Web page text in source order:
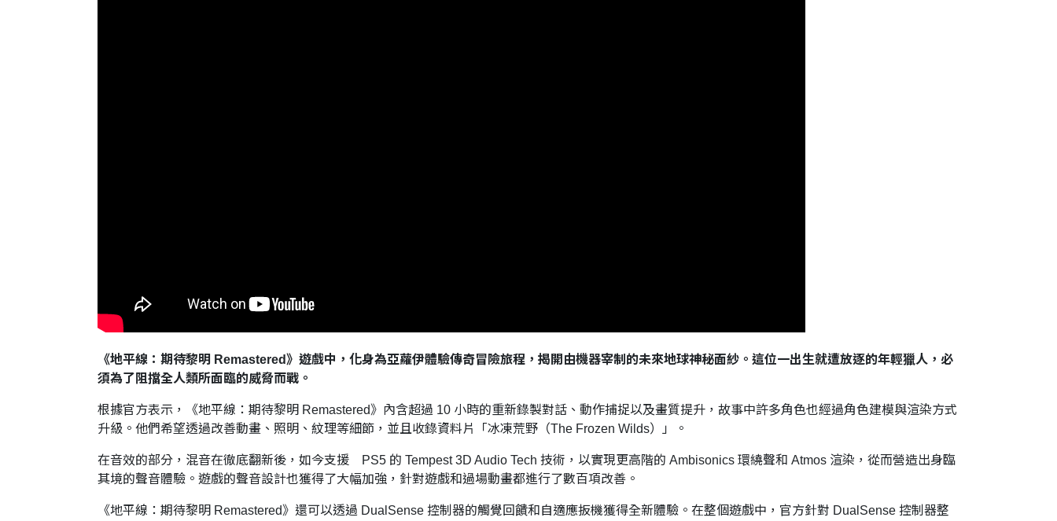
《地平線：期待黎明 Remastered》遊戲中，化身為亞蘿伊體驗傳奇冒險旅程，揭開由機器宰制的未來地球神秘面紗。這位一出生就遭放逐的年輕獵人，必
須為了阻擋全人類所面臨的威脅而戰。
根據官方表示，《地平線：期待黎明 Remastered》內含超過 10 小時的重新錄製對話、動作捕捉以及畫質提升，故事中許多角色也經過角色建模與渲染方式
升級。他們希望透過改善動畫、照明、紋理等細節，並且收錄資料片「冰凍荒野（The Frozen Wilds）」。
在音效的部分，混音在徹底翻新後，如今支援 PS5 的 Tempest 3D Audio Tech 技術，以實現更高階的 Ambisonics 環繞聲和 Atmos 渲染，從而營造出身臨
其境的聲音體驗。遊戲的聲音設計也獲得了大幅加強，針對遊戲和過場動畫都進行了數百項改善。
《地平線：期待黎明 Remastered》還可以透過 DualSense 控制器的觸覺回饋和自適應扳機獲得全新體驗。在整個遊戲中，官方針對 DualSense 控制器整